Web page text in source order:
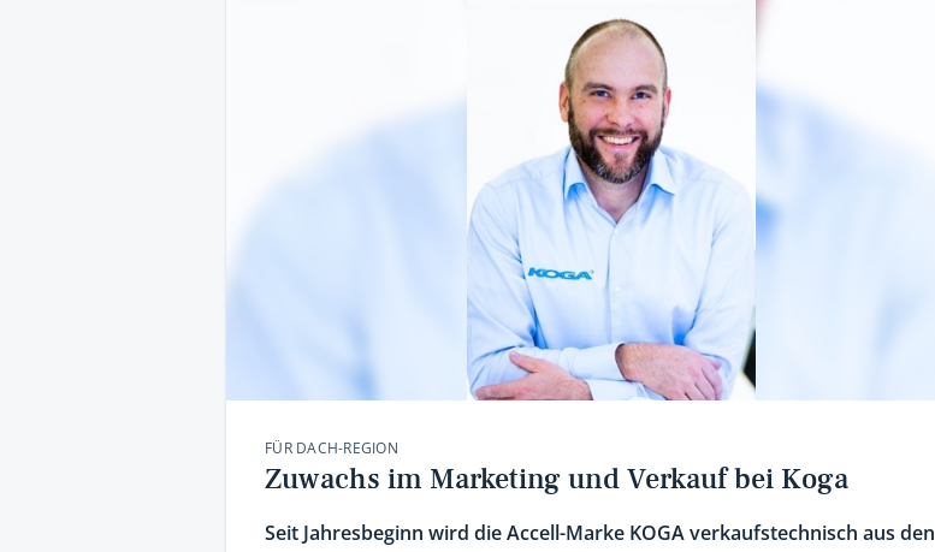
FÜR DACH-REGION
Zuwachs im Marketing und Verkauf bei Koga
Seit Jahresbeginn wird die Accell-Marke KOGA verkaufstechnisch aus den